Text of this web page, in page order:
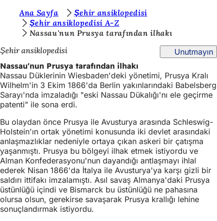
İçeriğe atla
r
a
d
a
s
ı
n
ı
z
:
Ana Sayfa
Şehir ansiklopedisi
Şehir ansiklopedisi A-Z
Nassau'nun Prusya tarafından ilhakı
Şehir ansiklopedisi
Unutmayın
Nassau'nun Prusya tarafından ilhakı
Nassau Düklerinin Wiesbaden'deki yönetimi, Prusya Kralı
Wilhelm'in 3 Ekim 1866'da Berlin yakınlarındaki Babelsberg
Sarayı'nda imzaladığı "eski Nassau Dükalığı'nı ele geçirme
patenti" ile sona erdi.
Bu olaydan önce Prusya ile Avusturya arasında Schleswig-
Holstein'ın ortak yönetimi konusunda iki devlet arasındaki
anlaşmazlıklar nedeniyle ortaya çıkan askeri bir çatışma
yaşanmıştı. Prusya bu bölgeyi ilhak etmek istiyordu ve
Alman Konfederasyonu'nun dayandığı antlaşmayı ihlal
ederek Nisan 1866'da İtalya ile Avusturya'ya karşı gizli bir
saldırı ittifakı imzalamıştı. Asıl savaş Almanya'daki Prusya
üstünlüğü içindi ve Bismarck bu üstünlüğü ne pahasına
olursa olsun, gerekirse savaşarak Prusya krallığı lehine
sonuçlandırmak istiyordu.